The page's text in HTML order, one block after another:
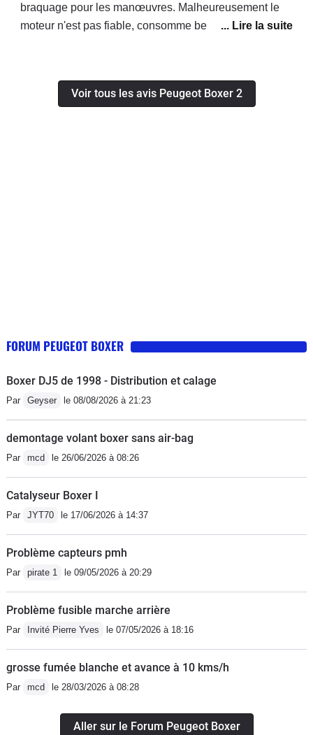
braquage pour les manœuvres. Malheureusement le
moteur n'est pas fiable, consomme beaucoup trop
Voir tous les avis Peugeot Boxer 2
FORUM PEUGEOT BOXER
Boxer DJ5 de 1998 - Distribution et calage
Par Geyser le 08/08/2026 à 21:23
demontage volant boxer sans air-bag
Par mcd le 26/06/2026 à 08:26
Catalyseur Boxer I
Par JYT70 le 17/06/2026 à 14:37
Problème capteurs pmh
Par pirate 1 le 09/05/2026 à 20:29
Problème fusible marche arrière
Par Invité Pierre Yves le 07/05/2026 à 18:16
grosse fumée blanche et avance à 10 kms/h
Par mcd le 28/03/2026 à 08:28
Aller sur le Forum Peugeot Boxer